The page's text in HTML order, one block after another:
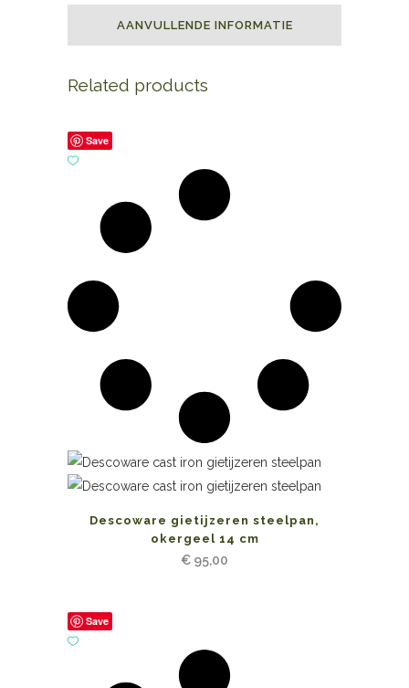
AANVULLENDE INFORMATIE
Related products
Save
Descoware gietijzeren steelpan,
okergeel 14 cm
€ 95,00
Save